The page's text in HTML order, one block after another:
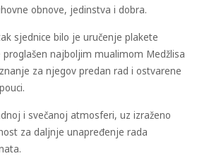
obnove, jedinstva i dobra.
sjednice bilo je uručenje plakete
najboljim mualimom Medžlisa
za njegov predan rad i ostvarene
i svečanoj atmosferi, uz izraženo
za daljnje unapređenje rada